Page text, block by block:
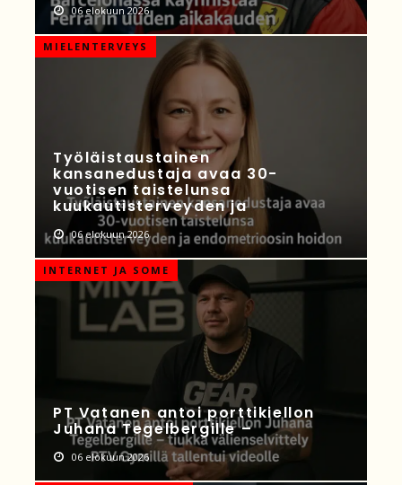
06 elokuun 2026
MIELENTERVEYS
Työläistaustainen
kansanedustaja avaa 30-
vuotisen taistelunsa
kuukautisterveyden ja
06 elokuun 2026
INTERNET JA SOME
PT Vatanen antoi porttikiellon
Juhana Tegelbergille –
06 elokuun 2026